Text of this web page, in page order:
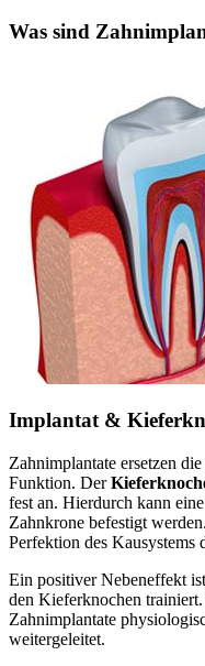
Was sind
Implantat &
Zahnimplantate ersetzen
Funktion. Der
fest an. Hierdurch kann
Zahnkrone befestigt
Perfektion des Kausystems
Ein positiver Nebeneffekt
den Kieferknochen
Zahnimplantate
weitergeleitet.